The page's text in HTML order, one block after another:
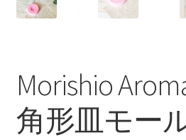
Morishio
角形皿モー